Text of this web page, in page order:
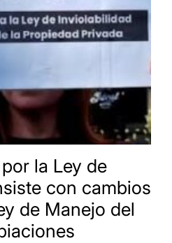
la Ley de
con cambios
de Manejo del